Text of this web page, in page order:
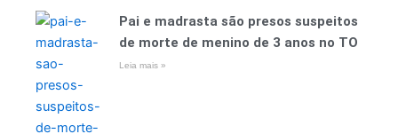
Pai e madrasta são presos suspeitos
de morte de menino de 3 anos no TO
Leia mais »